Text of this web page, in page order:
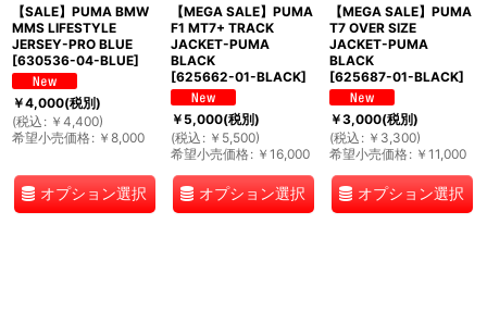
【SALE】PUMA BMW
MMS LIFESTYLE
JERSEY-PRO BLUE
[630536-04-BLUE]
￥4,000(税別)
(税込 : ￥ 4,400)
希望小売価格: ￥ 8,000
オプション選択
【MEGA SALE】PUMA
F1 MT7+ TRACK
JACKET-PUMA
BLACK
[625662-01-BLACK]
￥5,000(税別)
(税込 : ￥ 5,500)
希望小売価格: ￥ 16,000
オプション選択
【MEGA SALE】PUMA
T7 OVER SIZE
JACKET-PUMA
BLACK
[625687-01-BLACK]
￥3,000(税別)
(税込 : ￥ 3,300)
希望小売価格: ￥ 11,000
オプション選択